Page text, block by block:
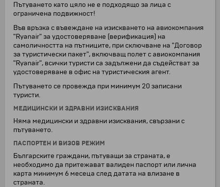
Пътуването като цяло не е подходящо за лица с
ограничена подвижност!
Във връзка с въвеждане на изискването на авиокомпания
"Ryanair" за удостоверяване (верификация) на
самоличността на пътниците, при сключване на "Договор
за туристически пакет", включващ полет с авиокомпания
"Ryanair", всички туристи са задължени да съдействат за
удостоверяване в офис на туристическия агент.
Пътуването се провежда при минимум 20 записани
туристи.
МЕДИЦИНСКИ И ЗДРАВНИ ИЗИСКВАНИЯ
Няма медицински и здравни изисквания, свързани с
пътуването.
ПАСПОРТЕН И ВИЗОВ РЕЖИМ
Българските граждани, пътуващи за страната, е
необходимо да притежават валиден паспорт или лична
карта минимум 6 месеца след датата на влизане в
страната.